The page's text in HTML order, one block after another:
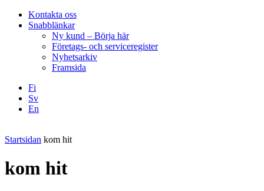
Kontakta oss
Snabblänkar
Ny kund – Börja här
Företags- och serviceregister
Nyhetsarkiv
Framsida
Fi
Sv
En
Startsidan kom hit
kom hit